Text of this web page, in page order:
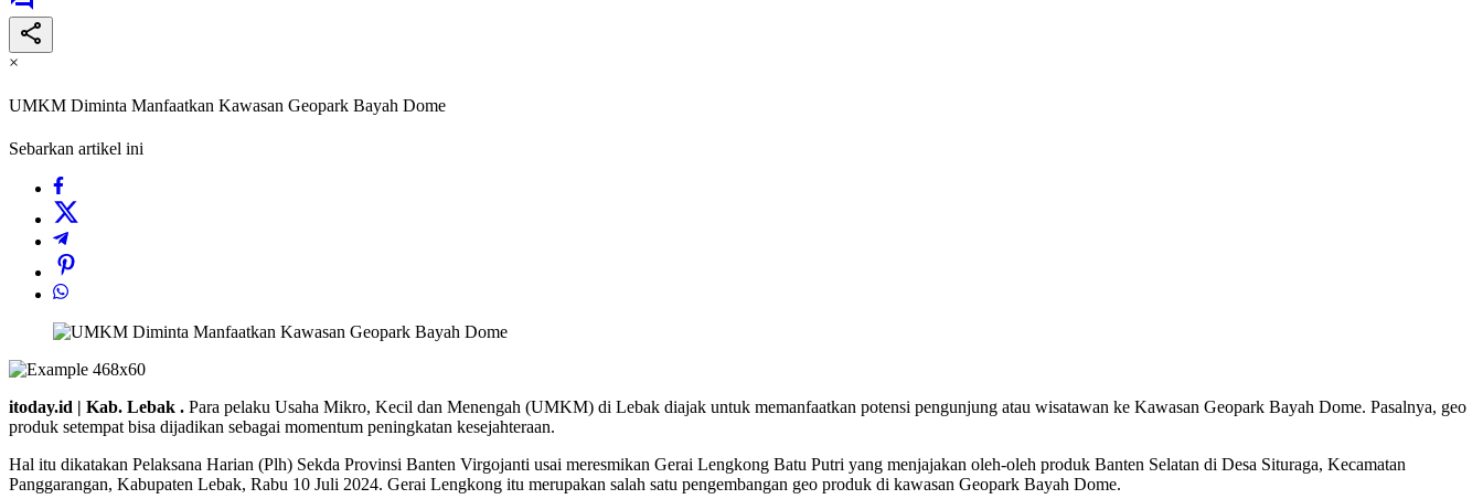
×
UMKM Diminta Manfaatkan Kawasan Geopark Bayah Dome
Sebarkan artikel ini
itoday.id | Kab. Lebak . Para pelaku Usaha Mikro, Kecil dan Menengah (UMKM) di Lebak diajak untuk memanfaatkan potensi pengunjung atau wisatawan ke Kawasan Geopark Bayah Dome. Pasalnya, geo
produk setempat bisa dijadikan sebagai momentum peningkatan kesejahteraan.
Hal itu dikatakan Pelaksana Harian (Plh) Sekda Provinsi Banten Virgojanti usai meresmikan Gerai Lengkong Batu Putri yang menjajakan oleh-oleh produk Banten Selatan di Desa Situraga, Kecamatan
Panggarangan, Kabupaten Lebak, Rabu 10 Juli 2024. Gerai Lengkong itu merupakan salah satu pengembangan geo produk di kawasan Geopark Bayah Dome.